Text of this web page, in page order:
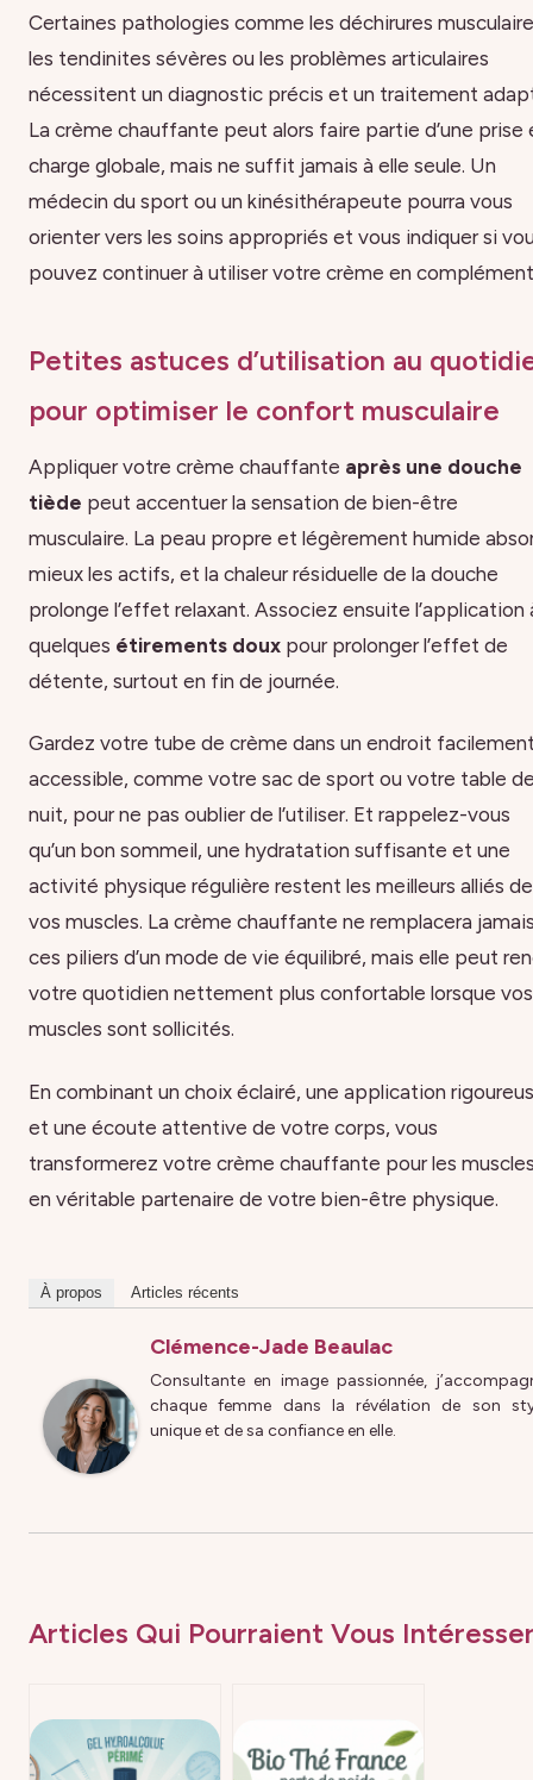
Certaines pathologies comme les déchirures
les tendinites sévères ou les problèmes articulaires
nécessitent un diagnostic précis et un traitement
La crème chauffante peut alors faire partie d’une prise
charge globale, mais ne suffit jamais à elle seule. Un
médecin du sport ou un kinésithérapeute pourra vous
orienter vers les soins appropriés et vous indiquer si
pouvez continuer à utiliser votre crème en
Petites astuces d’utilisation au
pour optimiser le confort musculaire
Appliquer votre crème chauffante après une douche
tiède peut accentuer la sensation de bien-être
musculaire. La peau propre et légèrement humide
mieux les actifs, et la chaleur résiduelle de la douche
prolonge l’effet relaxant. Associez ensuite l’application
quelques étirements doux pour prolonger l’effet de
détente, surtout en fin de journée.
Gardez votre tube de crème dans un endroit
accessible, comme votre sac de sport ou votre table
nuit, pour ne pas oublier de l’utiliser. Et rappelez-vous
qu’un bon sommeil, une hydratation suffisante et une
activité physique régulière restent les meilleurs alliés de
vos muscles. La crème chauffante ne remplacera
ces piliers d’un mode de vie équilibré, mais elle peut
votre quotidien nettement plus confortable lorsque vos
muscles sont sollicités.
En combinant un choix éclairé, une application
et une écoute attentive de votre corps, vous
transformerez votre crème chauffante pour les
en véritable partenaire de votre bien-être physique.
À propos Articles récents
Clémence-Jade Beaulac
Consultante en image passionnée,
chaque femme dans la révélation de son
unique et de sa confiance en elle.
Articles Qui Pourraient Vous